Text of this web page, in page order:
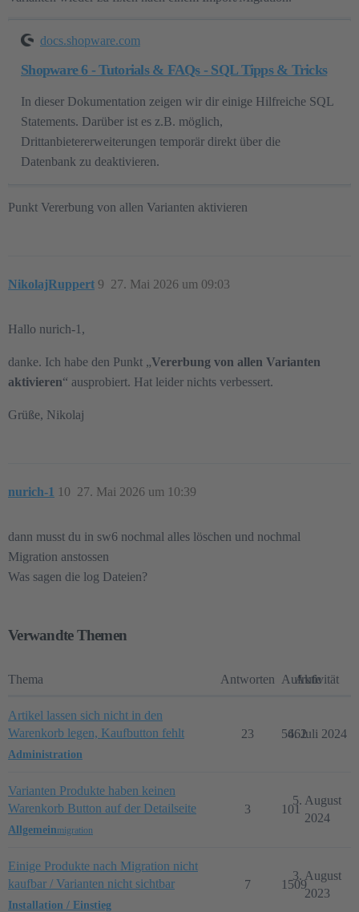
docs.shopware.com
Shopware 6 - Tutorials & FAQs - SQL Tipps & Tricks
In dieser Dokumentation zeigen wir dir einige Hilfreiche SQL
Statements. Darüber ist es z.B. möglich,
Drittanbietererweiterungen temporär direkt über die
Datenbank zu deaktivieren.
Punkt Vererbung von allen Varianten aktivieren
NikolajRuppert 27. Mai 2026 um 09:03
9
Hallo nurich-1,
danke. Ich habe den Punkt „Vererbung von allen Varianten
aktivieren“ ausprobiert. Hat leider nichts verbessert.
Grüße, Nikolaj
nurich-1 27. Mai 2026 um 10:39
10
dann musst du in sw6 nochmal alles löschen und nochmal
Migration anstossen
Was sagen die log Dateien?
Verwandte Themen
Thema Antworten Aufrufe
Aktivität
Artikel lassen sich nicht in den
Warenkorb legen, Kaufbutton fehlt
Administration
23 5662
4. Juli 2024
Varianten Produkte haben keinen
Warenkorb Button auf der Detailseite
Allgemeinmigration
3 101
5. August
2024
Einige Produkte nach Migration nicht
kaufbar / Varianten nicht sichtbar
Installation / Einstieg
7 1509
3. August
2023